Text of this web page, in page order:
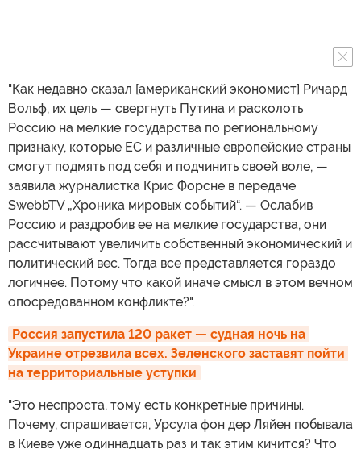
"Как недавно сказал [американский экономист] Ричард
Вольф, их цель — свергнуть Путина и расколоть
Россию на мелкие государства по региональному
признаку, которые ЕС и различные европейские страны
смогут подмять под себя и подчинить своей воле, —
заявила журналистка Крис Форсне в передаче
SwebbTV „Хроника мировых событий“. — Ослабив
Россию и раздробив ее на мелкие государства, они
рассчитывают увеличить собственный экономический и
политический вес. Тогда все представляется гораздо
логичнее. Потому что какой иначе смысл в этом вечном
опосредованном конфликте?".
Россия запустила 120 ракет — судная ночь на
Украине отрезвила всех. Зеленского заставят пойти
на территориальные уступки
"Это неспроста, тому есть конкретные причины.
Почему, спрашивается, Урсула фон дер Ляйен побывала
в Киеве уже одиннадцать раз и так этим кичится? Что